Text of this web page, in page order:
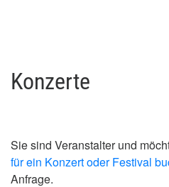
Konzerte
Sie sind Veranstalter und
für ein Konzert oder Festival
Anfrage.